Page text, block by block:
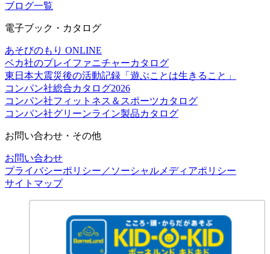
ブログ一覧
電子ブック・カタログ
あそびのもり ONLINE
ベカ社のプレイファニチャーカタログ
東日本大震災後の活動記録「遊ぶことは生きること」
コンパン社総合カタログ2026
コンパン社フィットネス＆スポーツカタログ
コンパン社グリーンライン製品カタログ
お問い合わせ・その他
お問い合わせ
プライバシーポリシー／ソーシャルメディアポリシー
サイトマップ